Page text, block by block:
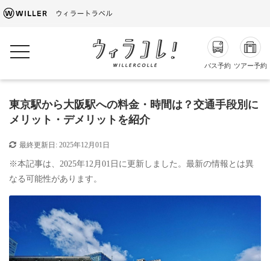
バス予約 ツアー予約
toggle navigation
東京駅から大阪駅への料金・時間は？交通手段別に
メリット・デメリットを紹介
最終更新日: 2025年12月01日
※本記事は、2025年12月01日に更新しました。最新の情報とは異
なる可能性があります。